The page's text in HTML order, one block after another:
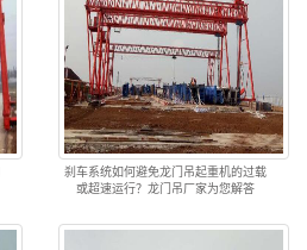
刹车系统如何避免龙门吊起重机的过载
或超速运行？龙门吊厂家为您解答